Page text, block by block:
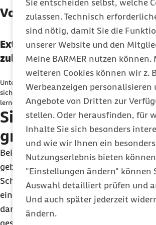
Sie entscheiden selbst, welche
zulassen. Technisch
sind nötig, damit Sie die
unserer Website und den
Meine BARMER nutzen können.
weiteren Cookies können wir z.
Werbeanzeigen personalisieren
Angebote von Dritten zur
stellen. Oder herausfinden, für
Inhalte Sie sich besonders
und wie wir Ihnen ein
Nutzungserlebnis bieten
"Einstellungen ändern" können
Auswahl detailliert prüfen und
Und auch später jederzeit
ändern.
Vorsicht, scharf: mit
Externe Inhalte der Youtube-
Sie können an dieser Stelle einstellen,
Inhalte auf der Website anzeigen zu
Ich bin damit einverstanden, dass
Daten an Drittplattform übermittelt
in unsererDatenschutzerklärung .
Externe Inhalte der Youtube-
zulassen
Unter Anleitung und mit der richtigen Technik
sicheren Umgang mit Messern und anderen
lernen.
Sicherheit für kleine
große Finger: der
Bei dieser Grifftechnik sind die Finger
gebogen, wodurch die Kuppen sicher
Schnitten. Der Name kommt daher,
eine Kralle zugreifen. Der Krallengriff
dann angewendet, wenn Dinge in
geschnitten werden sollen.